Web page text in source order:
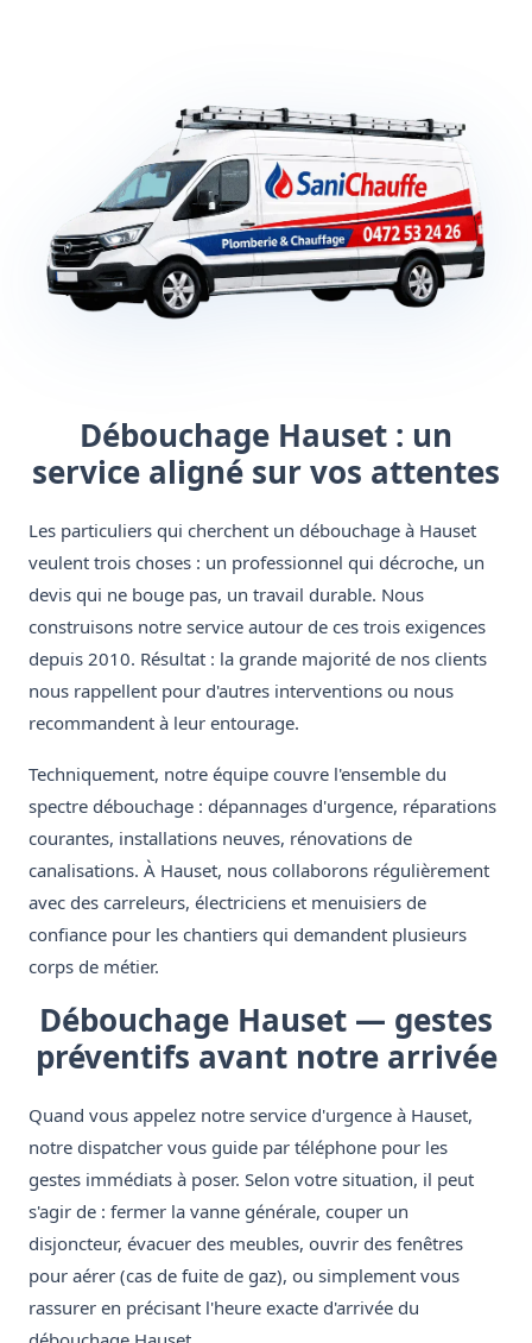
Débouchage Hauset : un
service aligné sur vos attentes
Les particuliers qui cherchent un débouchage à Hauset
veulent trois choses : un professionnel qui décroche, un
devis qui ne bouge pas, un travail durable. Nous
construisons notre service autour de ces trois exigences
depuis 2010. Résultat : la grande majorité de nos clients
nous rappellent pour d'autres interventions ou nous
recommandent à leur entourage.
Techniquement, notre équipe couvre l'ensemble du
spectre débouchage : dépannages d'urgence, réparations
courantes, installations neuves, rénovations de
canalisations. À Hauset, nous collaborons régulièrement
avec des carreleurs, électriciens et menuisiers de
confiance pour les chantiers qui demandent plusieurs
corps de métier.
Débouchage Hauset — gestes
préventifs avant notre arrivée
Quand vous appelez notre service d'urgence à Hauset,
notre dispatcher vous guide par téléphone pour les
gestes immédiats à poser. Selon votre situation, il peut
s'agir de : fermer la vanne générale, couper un
disjoncteur, évacuer des meubles, ouvrir des fenêtres
pour aérer (cas de fuite de gaz), ou simplement vous
rassurer en précisant l'heure exacte d'arrivée du